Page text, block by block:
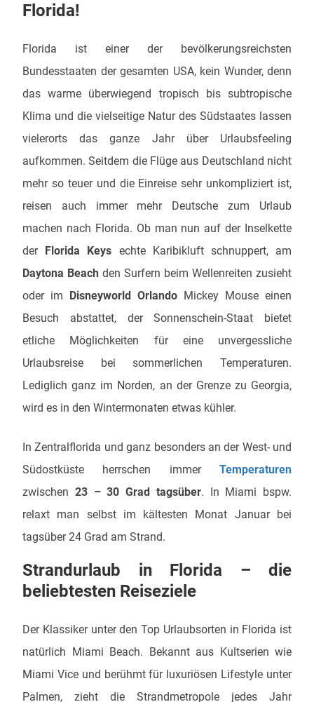
Florida!
Florida ist einer der bevölkerungsreichsten
Bundesstaaten der gesamten USA, kein Wunder, denn
das warme überwiegend tropisch bis subtropische
Klima und die vielseitige Natur des Südstaates lassen
vielerorts das ganze Jahr über Urlaubsfeeling
aufkommen. Seitdem die Flüge aus Deutschland nicht
mehr so teuer und die Einreise sehr unkompliziert ist,
reisen auch immer mehr Deutsche zum Urlaub
machen nach Florida. Ob man nun auf der Inselkette
der Florida Keys echte Karibikluft schnuppert, am
Daytona Beach den Surfern beim Wellenreiten zusieht
oder im Disneyworld Orlando Mickey Mouse einen
Besuch abstattet, der Sonnenschein-Staat bietet
etliche Möglichkeiten für eine unvergessliche
Urlaubsreise bei sommerlichen Temperaturen.
Lediglich ganz im Norden, an der Grenze zu Georgia,
wird es in den Wintermonaten etwas kühler.
In Zentralflorida und ganz besonders an der West- und
Südostküste herrschen immer Temperaturen
zwischen 23 – 30 Grad tagsüber. In Miami bspw.
relaxt man selbst im kältesten Monat Januar bei
tagsüber 24 Grad am Strand.
Strandurlaub in Florida – die
beliebtesten Reiseziele
Der Klassiker unter den Top Urlaubsorten in Florida ist
natürlich Miami Beach. Bekannt aus Kultserien wie
Miami Vice und berühmt für luxuriösen Lifestyle unter
Palmen, zieht die Strandmetropole jedes Jahr